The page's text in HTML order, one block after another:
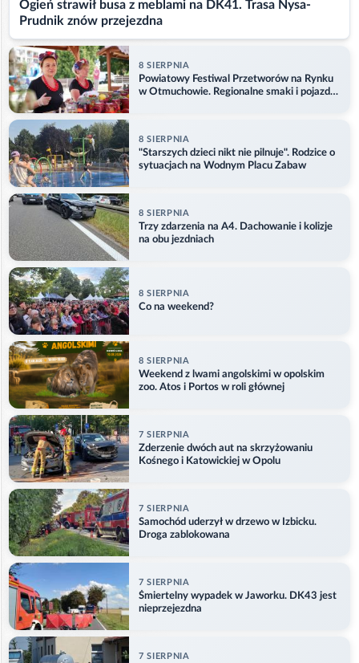
Ogień strawił busa z meblami na DK41. Trasa Nysa-
Prudnik znów przejezdna
8 SIERPNIA
Powiatowy Festiwal Przetworów na Rynku
w Otmuchowie. Regionalne smaki i pojazdy
8 SIERPNIA
"Starszych dzieci nikt nie pilnuje". Rodzice o
sytuacjach na Wodnym Placu Zabaw
8 SIERPNIA
Trzy zdarzenia na A4. Dachowanie i kolizje
na obu jezdniach
8 SIERPNIA
Co na weekend?
8 SIERPNIA
Weekend z lwami angolskimi w opolskim
zoo. Atos i Portos w roli głównej
7 SIERPNIA
Zderzenie dwóch aut na skrzyżowaniu
Kośnego i Katowickiej w Opolu
7 SIERPNIA
Samochód uderzył w drzewo w Izbicku.
Droga zablokowana
7 SIERPNIA
Śmiertelny wypadek w Jaworku. DK43 jest
nieprzejezdna
7 SIERPNIA